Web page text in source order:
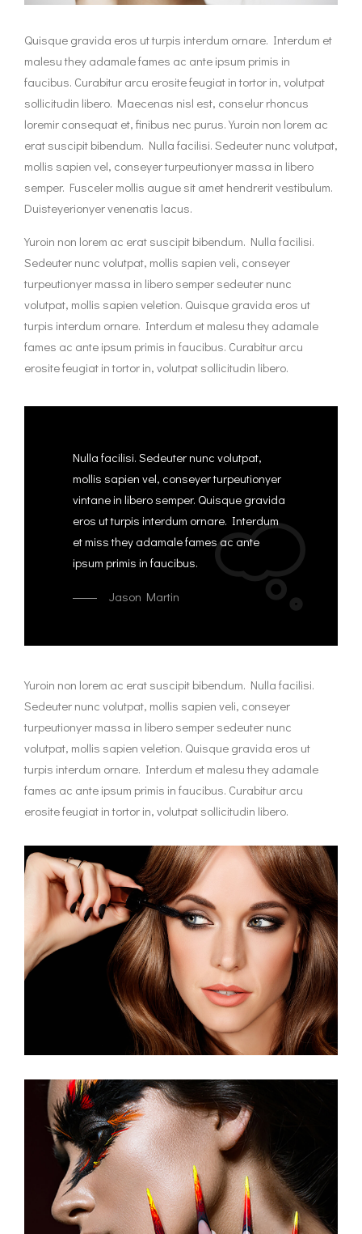
Quisque gravida eros ut turpis interdum ornare. Interdum et
malesu they adamale fames ac ante ipsum primis in
faucibus. Curabitur arcu erosite feugiat in tortor in, volutpat
sollicitudin libero. Maecenas nisl est, conselur rhoncus
loremir consequat et, finibus nec purus. Yuroin non lorem ac
erat suscipit bibendum. Nulla facilisi. Sedeuter nunc volutpat,
mollis sapien vel, conseyer turpeutionyer massa in libero
semper. Fusceler mollis augue sit amet hendrerit vestibulum.
Duisteyerionyer venenatis lacus.
Yuroin non lorem ac erat suscipit bibendum. Nulla facilisi.
Sedeuter nunc volutpat, mollis sapien veli, conseyer
turpeutionyer massa in libero semper sedeuter nunc
volutpat, mollis sapien veletion. Quisque gravida eros ut
turpis interdum ornare. Interdum et malesu they adamale
fames ac ante ipsum primis in faucibus. Curabitur arcu
erosite feugiat in tortor in, volutpat sollicitudin libero.
Nulla facilisi. Sedeuter nunc volutpat,
mollis sapien vel, conseyer turpeutionyer
vintane in libero semper. Quisque gravida
eros ut turpis interdum ornare. Interdum
et miss they adamale fames ac ante
ipsum primis in faucibus.
Jason Martin
Yuroin non lorem ac erat suscipit bibendum. Nulla facilisi.
Sedeuter nunc volutpat, mollis sapien veli, conseyer
turpeutionyer massa in libero semper sedeuter nunc
volutpat, mollis sapien veletion. Quisque gravida eros ut
turpis interdum ornare. Interdum et malesu they adamale
fames ac ante ipsum primis in faucibus. Curabitur arcu
erosite feugiat in tortor in, volutpat sollicitudin libero.